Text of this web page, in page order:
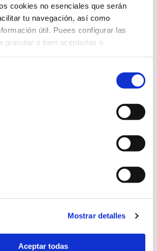
cookies no esenciales que serán
tu navegación, así como
útil. Puees configurar las
granular o bien aceptarlas o
Mostrar detalles
Aceptar todas
(5)